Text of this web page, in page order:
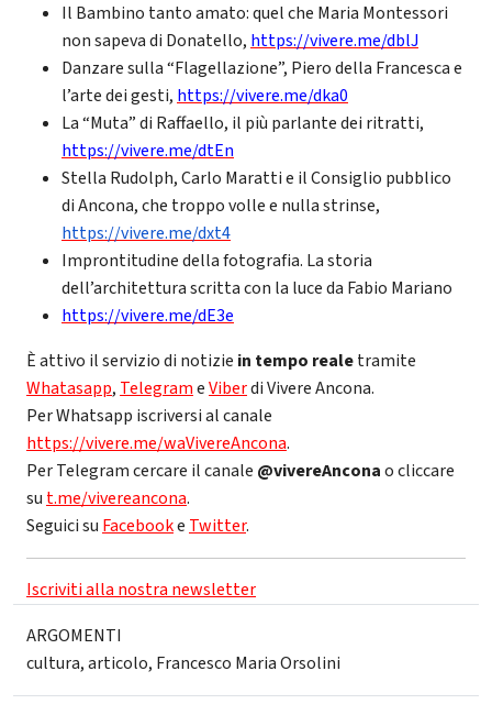
Il Bambino tanto amato: quel che Maria Montessori
non sapeva di Donatello, https://vivere.me/dblJ
Danzare sulla “Flagellazione”, Piero della Francesca e
l’arte dei gesti, https://vivere.me/dka0
La “Muta” di Raffaello, il più parlante dei ritratti,
https://vivere.me/dtEn
Stella Rudolph, Carlo Maratti e il Consiglio pubblico
di Ancona, che troppo volle e nulla strinse,
https://vivere.me/dxt4
Improntitudine della fotografia. La storia
dell’architettura scritta con la luce da Fabio Mariano
https://vivere.me/dE3e
È attivo il servizio di notizie in tempo realetramite
Whatasapp, TelegrameViberdi Vivere Ancona.
Per Whatsapp iscriversi al canale
https://vivere.me/waVivereAncona.
Per Telegram cercare il canale @vivereAnconao cliccare
su t.me/vivereancona.
Seguici su Facebooke Twitter.
Iscriviti alla nostra newsletter
ARGOMENTI
cultura,articolo, Francesco Maria Orsolini